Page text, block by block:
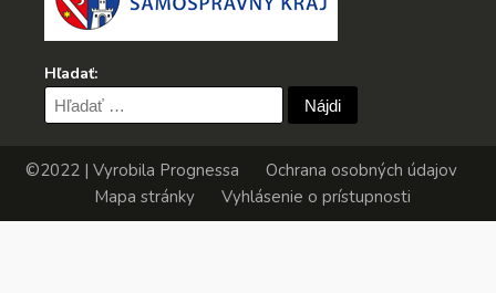
Hľadať:
Hľadať:
©2022 | Vyrobila Prognessa
Ochrana osobných údajov
Mapa stránky
Vyhlásenie o prístupnosti